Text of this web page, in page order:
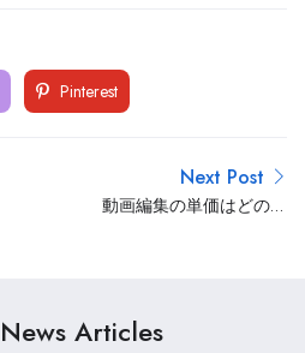
Pinterest
Next Post
動画編集の単価はどのく
Articles